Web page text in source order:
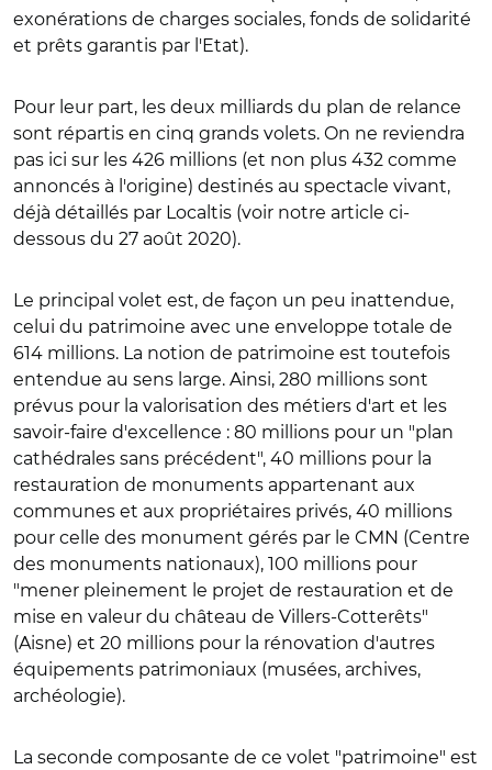
exonérations de charges sociales, fonds de solidarité
et prêts garantis par l'Etat).
Pour leur part, les deux milliards du plan de relance
sont répartis en cinq grands volets. On ne reviendra
pas ici sur les 426 millions (et non plus 432 comme
annoncés à l'origine) destinés au spectacle vivant,
déjà détaillés par Localtis (voir notre article ci-
dessous du 27 août 2020).
Le principal volet est, de façon un peu inattendue,
celui du patrimoine avec une enveloppe totale de
614 millions. La notion de patrimoine est toutefois
entendue au sens large. Ainsi, 280 millions sont
prévus pour la valorisation des métiers d'art et les
savoir-faire d'excellence : 80 millions pour un "plan
cathédrales sans précédent", 40 millions pour la
restauration de monuments appartenant aux
communes et aux propriétaires privés, 40 millions
pour celle des monument gérés par le CMN (Centre
des monuments nationaux), 100 millions pour
"mener pleinement le projet de restauration et de
mise en valeur du château de Villers-Cotterêts"
(Aisne) et 20 millions pour la rénovation d'autres
équipements patrimoniaux (musées, archives,
archéologie).
La seconde composante de ce volet "patrimoine" est